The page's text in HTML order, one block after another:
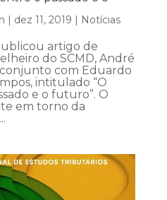
| dez 11, 2019 | Notícias
artigo de
do SCMD, André
com Eduardo
intitulado “O
e o futuro”. O
em torno da